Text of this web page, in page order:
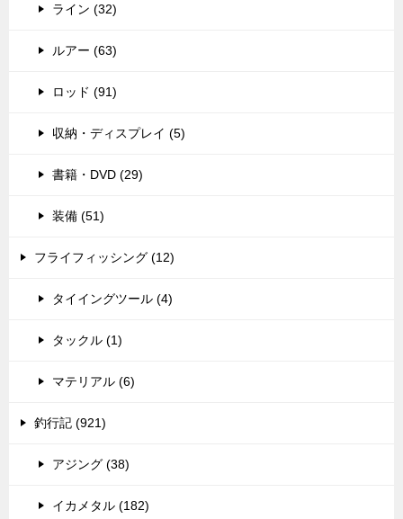
ライン (32)
ルアー (63)
ロッド (91)
収納・ディスプレイ (5)
書籍・DVD (29)
装備 (51)
フライフィッシング (12)
タイイングツール (4)
タックル (1)
マテリアル (6)
釣行記 (921)
アジング (38)
イカメタル (182)